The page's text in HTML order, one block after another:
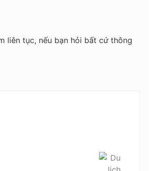
liên tục, nếu bạn hỏi bất cứ thông